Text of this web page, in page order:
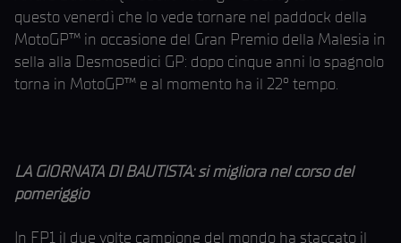
questo venerdì che lo vede tornare nel paddock della
MotoGP™ in occasione del Gran Premio della Malesia in
sella alla Desmosedici GP: dopo cinque anni lo spagnolo
torna in MotoGP™ e al momento ha il 22° tempo.
LA GIORNATA DI BAUTISTA: si migliora nel corso del
pomeriggio
In FP1 il due volte campione del mondo ha staccato il